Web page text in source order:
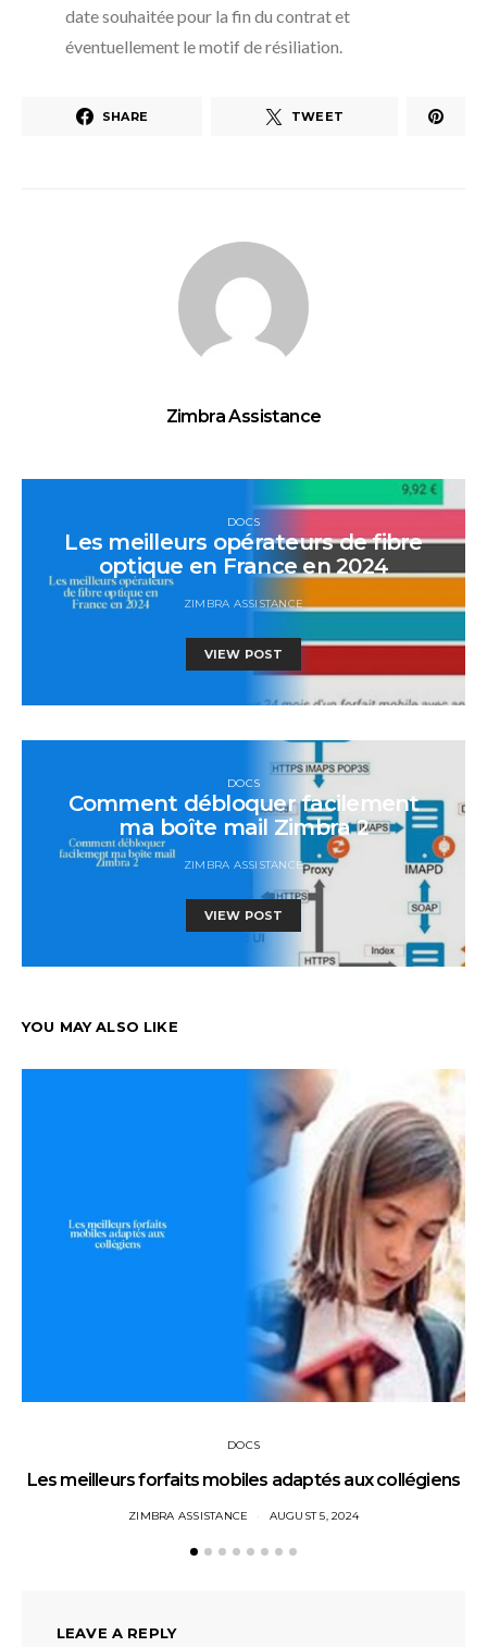
date souhaitée pour la fin du contrat et
éventuellement le motif de résiliation.
SHARE TWEET
Zimbra Assistance
DOCS
Les meilleurs opérateurs de fibre
optique en France en 2024
ZIMBRA ASSISTANCE
VIEW POST
DOCS
Comment débloquer facilement
ma boîte mail Zimbra 2
ZIMBRA ASSISTANCE
VIEW POST
YOU MAY ALSO LIKE
DOCS
Les meilleurs forfaits mobiles adaptés aux collégiens
ZIMBRA ASSISTANCE AUGUST 5, 2024
LEAVE A REPLY